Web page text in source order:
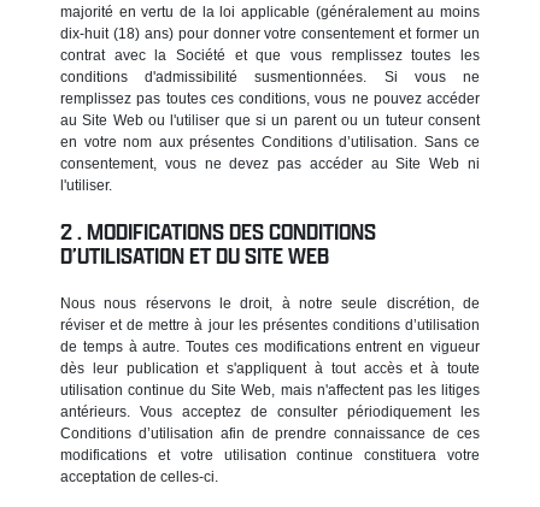
majorité en vertu de la loi applicable (généralement au moins
dix-huit (18) ans) pour donner votre consentement et former un
contrat avec la Société et que vous remplissez toutes les
conditions d'admissibilité susmentionnées. Si vous ne
remplissez pas toutes ces conditions, vous ne pouvez accéder
au Site Web ou l'utiliser que si un parent ou un tuteur consent
en votre nom aux présentes Conditions d’utilisation. Sans ce
consentement, vous ne devez pas accéder au Site Web ni
l'utiliser.
MODIFICATIONS DES CONDITIONS
D’UTILISATION ET DU SITE WEB
Nous nous réservons le droit, à notre seule discrétion, de
réviser et de mettre à jour les présentes conditions d’utilisation
de temps à autre. Toutes ces modifications entrent en vigueur
dès leur publication et s'appliquent à tout accès et à toute
utilisation continue du Site Web, mais n'affectent pas les litiges
antérieurs. Vous acceptez de consulter périodiquement les
Conditions d’utilisation afin de prendre connaissance de ces
modifications et votre utilisation continue constituera votre
acceptation de celles-ci.